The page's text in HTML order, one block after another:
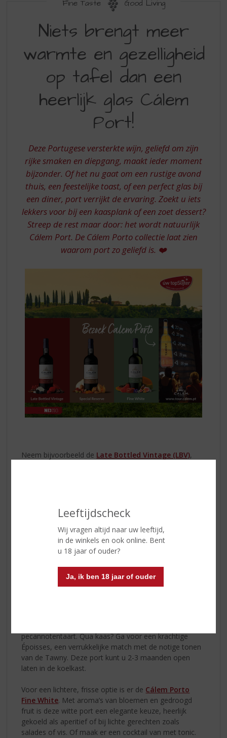
Leeftijdscheck
Wij vragen altijd naar uw leeftijd,
in de winkels en ook online. Bent
u 18 jaar of ouder?
Ja, ik ben 18 jaar of ouder
Fine Taste Good Living
NIETS
BRENGT
MEER
GEZELLIGHEID
DAN
EEN
HEERLIJK
GLAS
CALEM
PORT
Niets brengt meer
warmte en gezelligheid
op tafel dan een
heerlijk glas Cálem
Port!
Deze Portugese versterkte wijn, geliefd om zijn
rijke smaken en diepgang, maakt ieder moment
bijzonder. Of het nu gaat om een rustige avond
thuis, een feestelijke toast, of een perfect glas bij
een diner, port verrijkt de ervaring. Zoekt u iets
lekkers voor bij een kaasplank of een zoet dessert?
Streep de rest maar door: het wordt natuurlijk
Cálem Port. De Cálem Porto collectie laat zien
waarom port zo geliefd is. ❤️
Neem bijvoorbeeld de Late Bottled Vintage (LBV),
blauwe kaas zoals Stilton en u heeft een klassieker op
tafel. Liever zoet? Drink de LBV dan bij een dessert van
pure chocolade, zoals een lavacake. LBV open blijft 3-4
dagen goed in de koelkast.
Cálem Porto Special Reserve Tawny. Jarenlange
rijping in houten vaten geeft deze port warme smaken
pecannotentaart. Qua kaas? Ga voor een krachtige
Époisses, een verrukkelijke match met de notige tonen
van de Tawny. Deze port kunt u 2-3 maanden open
laten in de koelkast.
Voor een lichtere, frisse optie is er de Cálem Porto
Fine White. Met aroma’s van bloemen en gedroogd
fruit is deze witte port een elegante keuze, heerlijk
gekoeld als aperitief of bij lichte gerechten zoals
salades of vis. Of maak er een cocktail van met tonic.